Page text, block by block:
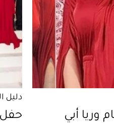
وريا أبي
دليل